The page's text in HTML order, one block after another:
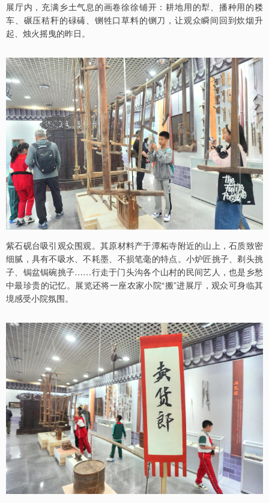
展厅内，充满乡土气息的画卷徐徐铺开：耕地用的犁、播种用的耧
车、碾压秸秆的碌碡、铡牲口草料的铡刀，让观众瞬间回到炊烟升
起、烛火摇曳的昨日。
紫石砚台吸引观众围观。其原材料产于潭柘寺附近的山上，石质致密
细腻，具有不吸水、不耗墨、不损笔毫的特点。小炉匠挑子、剃头挑
子、锔盆锔碗挑子……行走于门头沟各个山村的民间艺人，也是乡愁
中最珍贵的记忆。展览还将一座农家小院“搬”进展厅，观众可身临其
境感受小院氛围。